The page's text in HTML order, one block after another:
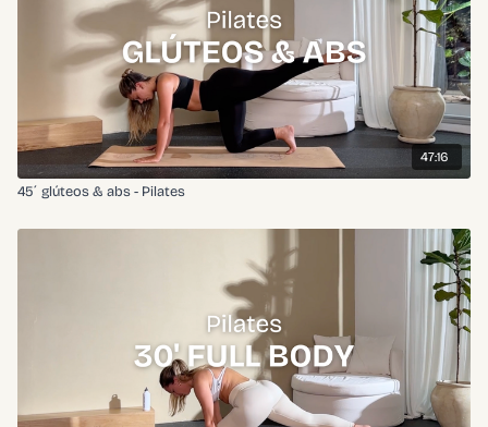
47:16
45´ glúteos & abs - Pilates